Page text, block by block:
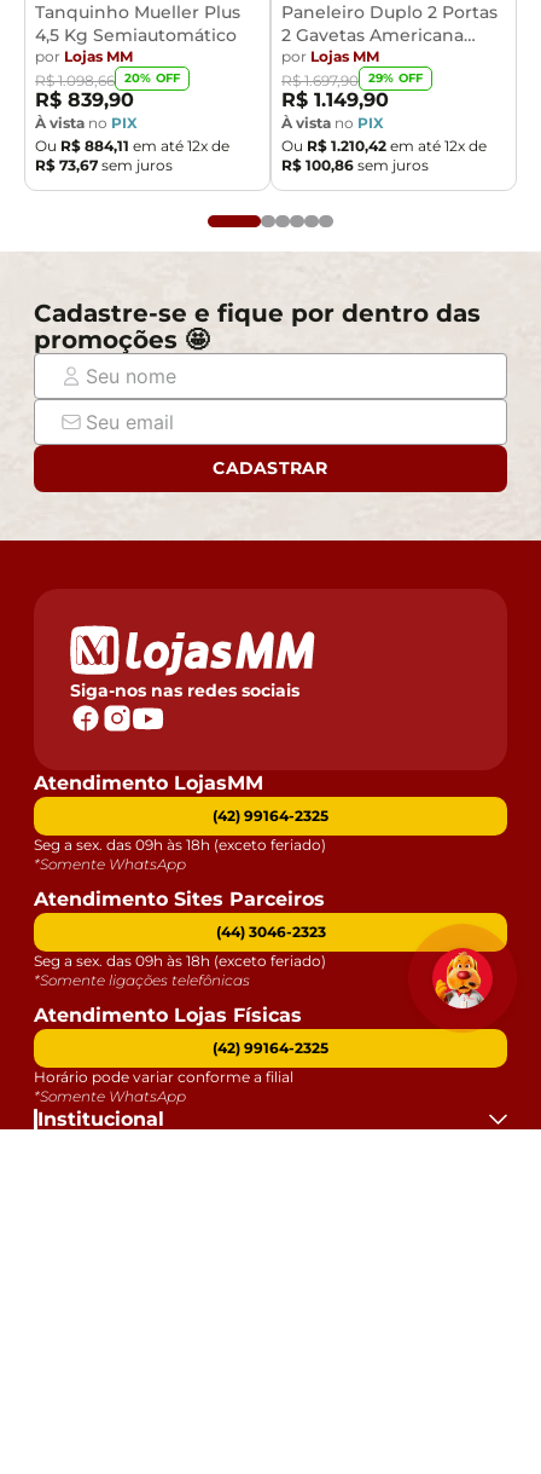
Tanquinho Mueller Plus
4,5 Kg Semiautomático
por Lojas MM
R$ 1.098,66 20% OFF
R$ 839,90
À vista no PIX
Ou R$ 884,11 em até 12x de
R$ 73,67 sem juros
Paneleiro Duplo 2 Portas
2 Gavetas Americana
Henn
por Lojas MM
R$ 1.697,90 29% OFF
R$ 1.149,90
À vista no PIX
Ou R$ 1.210,42 em até 12x de
R$ 100,86 sem juros
Cadastre-se e fique por dentro das
promoções 🤩
CADASTRAR
Siga-nos nas redes sociais
Institucional
Atendimento LojasMM
(42) 99164-2325
Seg a sex. das 09h às 18h (exceto feriado)
*Somente WhatsApp
Atendimento Sites Parceiros
(44) 3046-2323
Seg a sex. das 09h às 18h (exceto feriado)
*Somente ligações telefônicas
Atendimento Lojas Físicas
(42) 99164-2325
Horário pode variar conforme a filial
*Somente WhatsApp